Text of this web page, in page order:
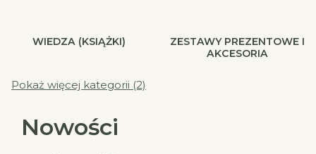
WIEDZA (KSIĄŻKI)
ZESTAWY PREZENTOWE I
AKCESORIA
Pokaż więcej kategorii (2)
Nowości